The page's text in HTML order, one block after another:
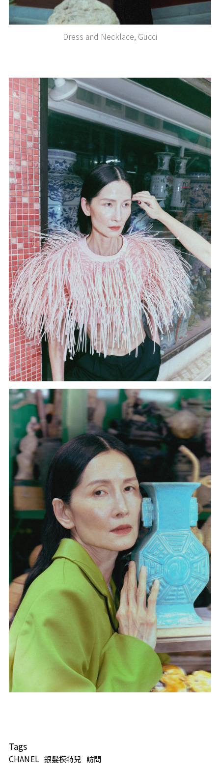
Dress and Necklace, Gucci
Tags
CHANEL 銀髮模特兒 訪問